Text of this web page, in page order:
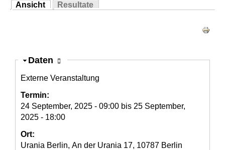
Sie sind hier
Ansicht
(aktiver Reiter)
Resultate
Ausblenden
Daten
Externe Veranstaltung
Termin:
24 September, 2025 - 09:00 bis 25 September,
2025 - 18:00
Ort:
Urania Berlin, An der Urania 17, 10787 Berlin